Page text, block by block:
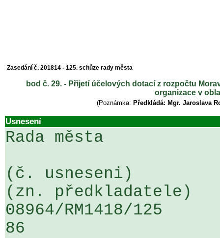
Zasedání č. 201814 - 125. schůze rady města
bod č. 29. - Přijetí účelových dotací z rozpočtu
organizace v
(Poznámka: Předkládá: Mgr. Jaroslava
Usnesení
Rada města
(č. usneseni)
(zn. předkladatele)
08964/RM1418/
86